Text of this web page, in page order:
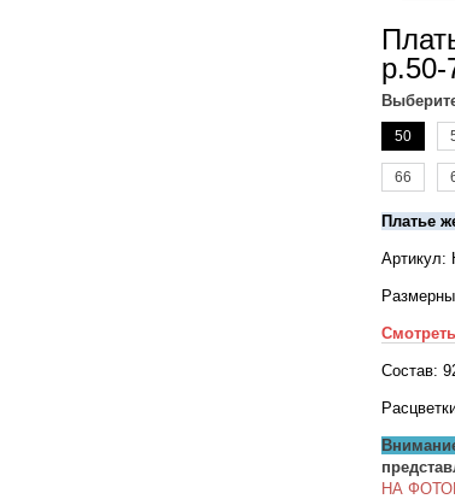
р.50-
50
66
Платье
Артикул:
Состав:
НА